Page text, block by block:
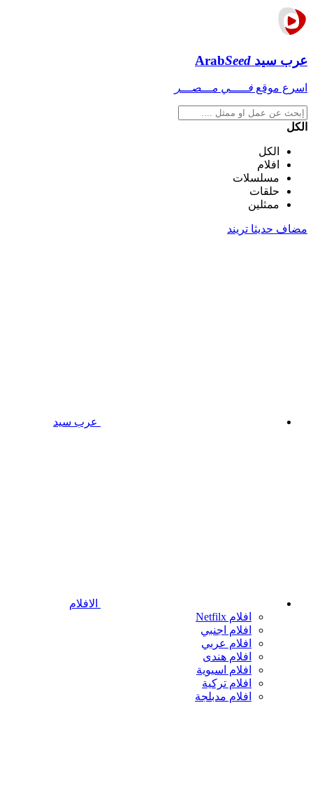
عرب سيد ArabSeed
اسرع موقع فـــــي مـــصـــر
الكل
الكل
افلام
مسلسلات
حلقات
ممثلين
مضاف حديثا تريند
عرب سيد
الافلام
افلام Netfilx
افلام اجنبي
افلام عربي
افلام هندى
افلام اسيوية
افلام تركية
افلام مدبلجة